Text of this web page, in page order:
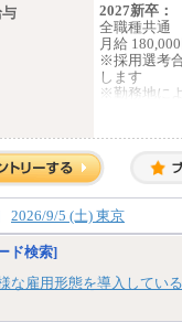
2027新卒：
全職種共通
月給
※採用選考
します
※勤務地に
全職種共通
月給 200,000
入社時の処
具体的な金
知時にお伝
2026/9/5 (土) 東京
ド検索]
な雇用形態を導入してい